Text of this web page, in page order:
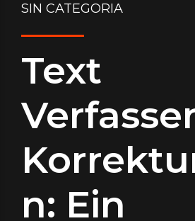
SIN CATEGORIA
Text
n: Ein